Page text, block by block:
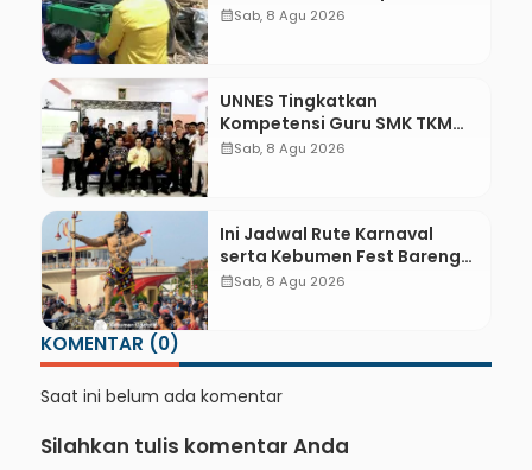
Bungkus Daun Desa Meles,
calendar_monthSab, 8 Agu 2026
UNNES Tingkatkan
Kompetensi Guru SMK TKM
Pertambangan Kebumen
calendar_monthSab, 8 Agu 2026
Ini Jadwal Rute Karnaval
serta Kebumen Fest Bareng
Gus Azmi
calendar_monthSab, 8 Agu 2026
KOMENTAR (0)
Saat ini belum ada komentar
Silahkan tulis komentar Anda